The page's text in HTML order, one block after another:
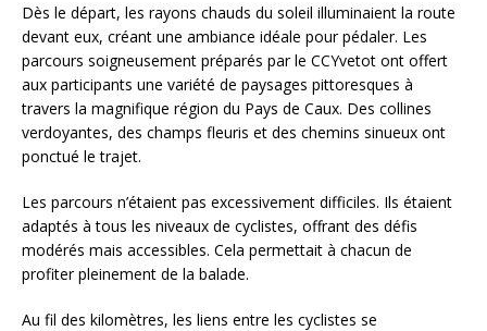
Dès le départ, les rayons chauds du soleil illuminaient la route
devant eux, créant une ambiance idéale pour pédaler. Les
parcours soigneusement préparés par le CCYvetot ont offert
aux participants une variété de paysages pittoresques à
travers la magnifique région du Pays de Caux. Des collines
verdoyantes, des champs fleuris et des chemins sinueux ont
ponctué le trajet.
Les parcours n’étaient pas excessivement difficiles. Ils étaient
adaptés à tous les niveaux de cyclistes, offrant des défis
modérés mais accessibles. Cela permettait à chacun de
profiter pleinement de la balade.
Au fil des kilomètres, les liens entre les cyclistes se